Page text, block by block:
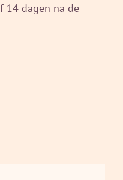
14 dagen na de